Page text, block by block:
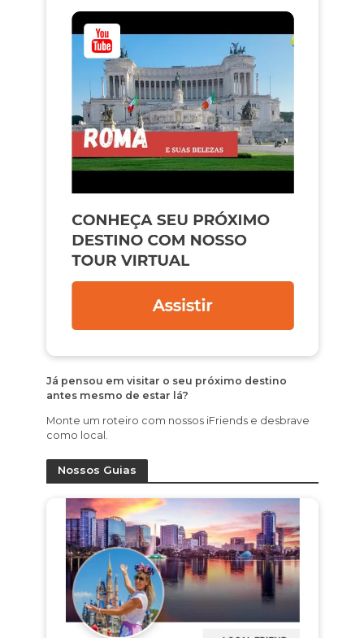
Já pensou em visitar o seu próximo destino
antes mesmo de estar lá?
Monte um roteiro com nossos iFriends e desbrave
como local.
Nossos Guias